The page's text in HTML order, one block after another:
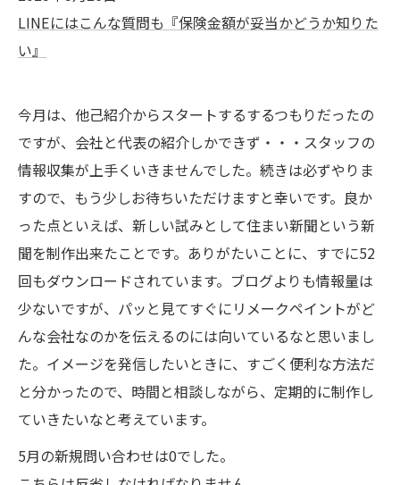
LINEにはこんな質問も『保険金額が妥当かどうか知りた
い』
今月は、他己紹介からスタートするするつもりだったの
ですが、会社と代表の紹介しかできず・・・スタッフの
情報収集が上手くいきませんでした。続きは必ずやりま
すので、もう少しお待ちいただけますと幸いです。良か
った点といえば、新しい試みとして住まい新聞という新
聞を制作出来たことです。ありがたいことに、すでに52
回もダウンロードされています。ブログよりも情報量は
少ないですが、パッと見てすぐにリメークペイントがど
んな会社なのかを伝えるのには向いているなと思いまし
た。イメージを発信したいときに、すごく便利な方法だ
と分かったので、時間と相談しながら、定期的に制作し
ていきたいなと考えています。
5月の新規問い合わせは0でした。